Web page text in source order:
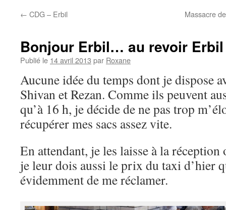
← CDG – Erbil Massacre
Bonjour Erbil… au revoir
Publié le 14 avril 2013 par Roxane
Aucune idée du temps dont je dispose
Shivan et Rezan. Comme ils peuvent
qu’à 16 h, je décide de ne pas trop
récupérer mes sacs assez vite.
En attendant, je les laisse à la
je leur dois aussi le prix du taxi d’hier
évidemment de me réclamer.